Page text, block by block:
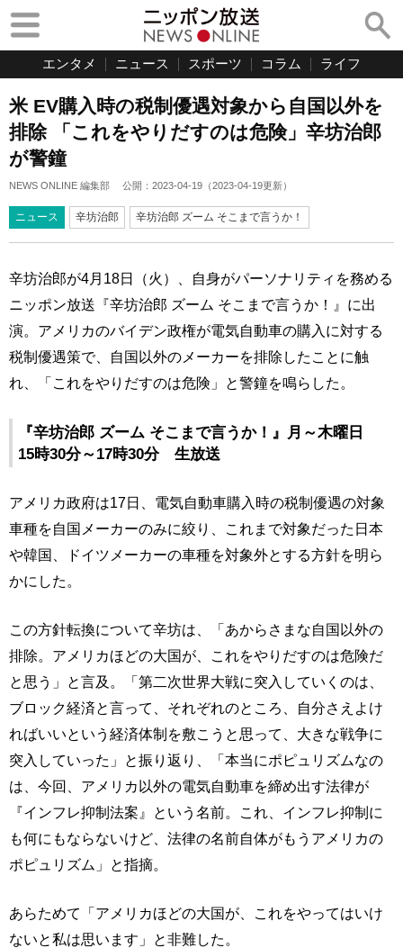
エンタメ ニュース スポーツ コラム ライフ
米 EV購入時の税制優遇対象から自国以外を
排除 「これをやりだすのは危険」辛坊治郎
が警鐘
NEWS ONLINE 編集部 公開： 2023-04-19 （2023-04-19更新）
ニュース 辛坊治郎 辛坊治郎 ズーム そこまで言うか！
辛坊治郎が4月18日（火）、自身がパーソナリティを務める
ニッポン放送『辛坊治郎 ズーム そこまで言うか！』に出
演。アメリカのバイデン政権が電気自動車の購入に対する
税制優遇策で、自国以外のメーカーを排除したことに触
れ、「これをやりだすのは危険」と警鐘を鳴らした。
『辛坊治郎 ズーム そこまで言うか！』月～木曜日
15時30分～17時30分 生放送
アメリカ政府は17日、電気自動車購入時の税制優遇の対象
車種を自国メーカーのみに絞り、これまで対象だった日本
や韓国、ドイツメーカーの車種を対象外とする方針を明ら
かにした。
この方針転換について辛坊は、「あからさまな自国以外の
排除。アメリカほどの大国が、これをやりだすのは危険だ
と思う」と言及。「第二次世界大戦に突入していくのは、
ブロック経済と言って、それぞれのところ、自分さえよけ
ればいいという経済体制を敷こうと思って、大きな戦争に
突入していった」と振り返り、「本当にポピュリズムなの
は、今回、アメリカ以外の電気自動車を締め出す法律が
『インフレ抑制法案』という名前。これ、インフレ抑制に
も何にもならないけど、法律の名前自体がもうアメリカの
ポピュリズム」と指摘。
あらためて「アメリカほどの大国が、これをやってはいけ
ないと私は思います」と非難した。